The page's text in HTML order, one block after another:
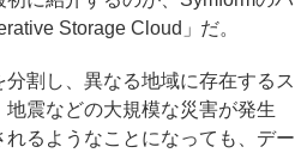
Storage Cloud」だ。
割し、異なる地域に存在するス
地震などの大規模な災害が発生
るようなことになっても、デー